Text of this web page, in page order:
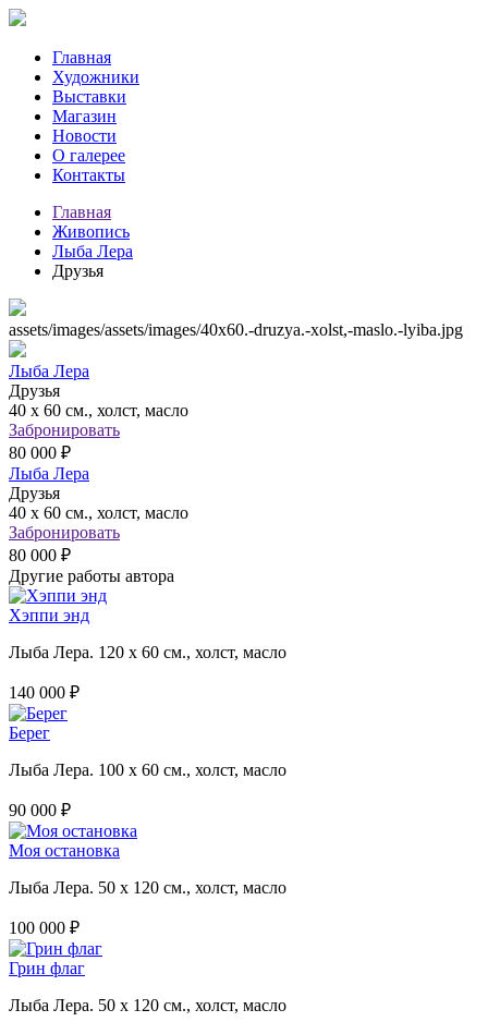
Главная
Художники
Выставки
Магазин
Новости
О галерее
Контакты
Главная
Живопись
Лыба Лера
Друзья
assets/images/assets/images/40x60.-druzya.-xolst,-maslo.-lyiba.jpg
Лыба Лера
Друзья
40 х 60 см., холст, масло
Забронировать
80 000 ₽
Лыба Лера
Друзья
40 х 60 см., холст, масло
Забронировать
80 000 ₽
Другие работы автора
Хэппи энд
Лыба Лера. 120 х 60 см., холст, масло
140 000 ₽
Берег
Лыба Лера. 100 х 60 см., холст, масло
90 000 ₽
Моя остановка
Лыба Лера. 50 х 120 см., холст, масло
100 000 ₽
Грин флаг
Лыба Лера. 50 х 120 см., холст, масло